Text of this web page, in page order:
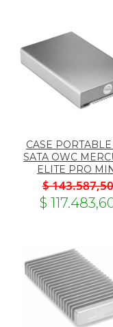
CASE PORTABLE
SATA OWC
ELITE PRO
$ 143.587,50
$